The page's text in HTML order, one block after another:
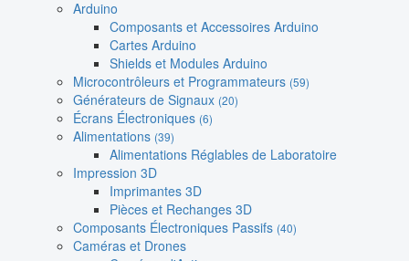
Arduino
Composants et Accessoires Arduino
Cartes Arduino
Shields et Modules Arduino
Microcontrôleurs et Programmateurs (59)
Générateurs de Signaux (20)
Écrans Électroniques (6)
Alimentations (39)
Alimentations Réglables de Laboratoire
Impression 3D
Imprimantes 3D
Pièces et Rechanges 3D
Composants Électroniques Passifs (40)
Caméras et Drones